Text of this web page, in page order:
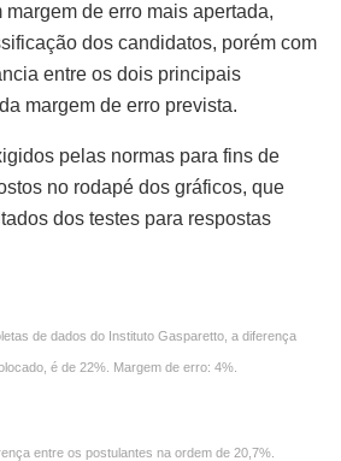
de erro mais apertada,
dos candidatos, porém com
entre os dois principais
margem de erro prevista.
pelas normas para fins de
no rodapé dos gráficos, que
dos testes para respostas
de dados do Instituto Gasparetto, a diferença
é de 22%. Margem de erro: 4%.
entre os postulantes na ordem de 20,7%.